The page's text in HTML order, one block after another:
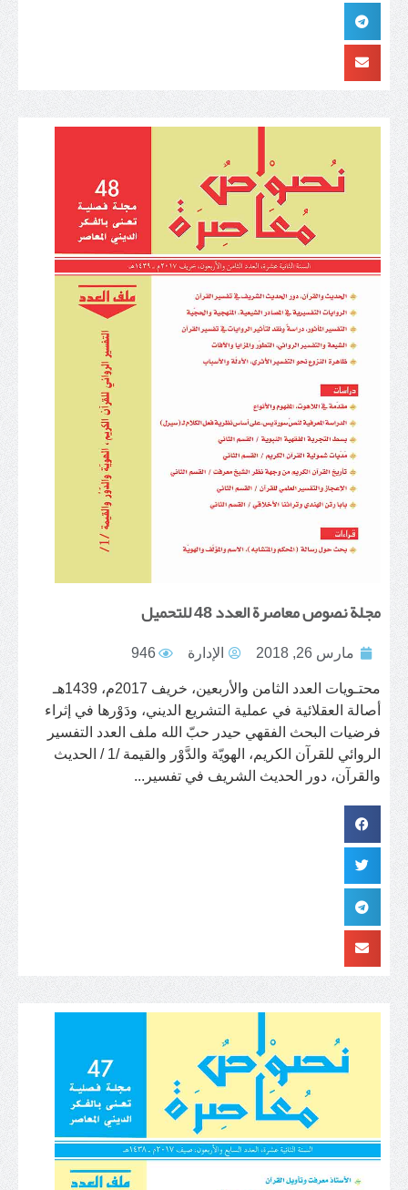
مجلة نصوص معاصرة العدد 48 للتحميل
مارس 26, 2018 الإدارة 946
محتـويات العدد الثامن والأربعين، خريف 2017م، 1439هـ
أصالة العقلائية في عملية التشريع الديني، ودَوْرها في إثراء
فرضيات البحث الفقهي حيدر حبّ الله ملف العدد التفسير
الروائي للقرآن الكريم، الهويّة والدَّوْر والقيمة /1 / الحديث
والقرآن، دور الحديث الشريف في تفسير...